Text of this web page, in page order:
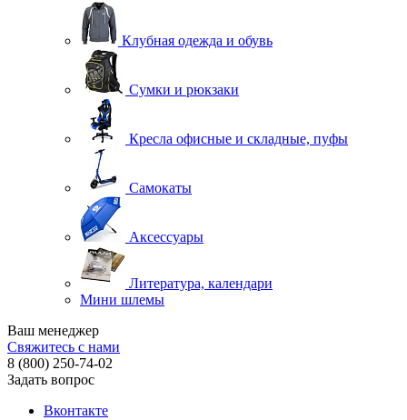
Клубная одежда и обувь
Сумки и рюкзаки
Кресла офисные и складные, пуфы
Самокаты
Аксессуары
Литература, календари
Мини шлемы
Ваш менеджер
Свяжитесь с нами
8 (800) 250-74-02
Задать вопрос
Вконтакте